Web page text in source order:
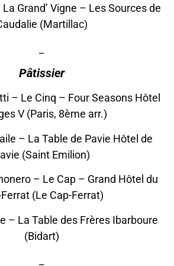
Grand’ Vigne – Les Sources de
(Martillac)
Pâtissier
– Le Cinq – Four Seasons Hôtel
V (Paris, 8ème arr.)
– La Table de Pavie Hôtel de
(Saint Emilion)
– Le Cap – Grand Hôtel du
(Le Cap-Ferrat)
– La Table des Frères Ibarboure
(Bidart)